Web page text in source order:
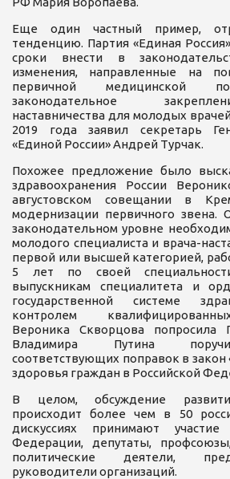
Еще один частный пример,
тенденцию. Партия «Единая
сроки внести в
изменения, направленные на
первичной медицинской
законодательное
наставничества для молодых
2019 года заявил секретарь
«Единой России» Андрей Турчак.
Похожее предложение было
здравоохранения России
августовском совещании в
модернизации первичного звена.
законодательном уровне
молодого специалиста и врача-
первой или высшей категорией,
5 лет по своей
выпускникам специалитета и
государственной системе
контролем
Вероника Скворцова попросила
Владимира Путина
соответствующих поправок в закон
здоровья граждан в Российской
В целом, обсуждение
происходит более чем в 50
дискуссиях принимают
Федерации, депутаты,
политические деятели,
руководители организаций.